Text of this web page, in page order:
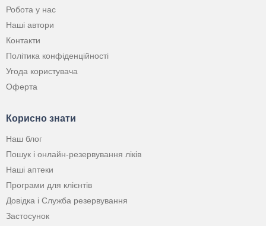
Робота у нас
Наші автори
Контакти
Політика конфіденційності
Угода користувача
Оферта
Корисно знати
Наш блог
Пошук і онлайн-резервування ліків
Наші аптеки
Програми для клієнтів
Довідка і Служба резервування
Застосунок